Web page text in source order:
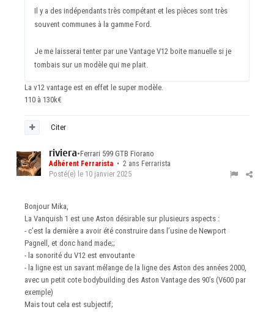
Il y a des indépendants très compétant et les pièces sont très
souvent communes à la gamme Ford.
Je me laisserai tenter par une Vantage V12 boite manuelle si je
tombais sur un modèle qui me plait.
La v12 vantage est en effet le super modèle.
110 à 130k€
Citer
riviera•Ferrari 599 GTB Fiorano
Adhérent Ferrarista • 2 ans Ferrarista
Posté(e) le 10 janvier 2025
Bonjour Mika,
La Vanquish 1 est une Aston désirable sur plusieurs aspects :
- c’est la dernière a avoir été construire dans l’usine de Newport
Pagnell, et donc hand made;;
- la sonorité du V12 est envoutante
- la ligne est un savant mélange de la ligne des Aston des années 2000,
avec un petit cote bodybuilding des Aston Vantage des 90’s (V600 par
exemple)
Mais tout cela est subjectif;